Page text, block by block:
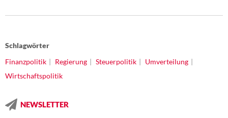
Schlagwörter
Finanzpolitik
Regierung Steuerpolitik
Umverteilung
Wirtschaftspolitik
NEWSLETTER